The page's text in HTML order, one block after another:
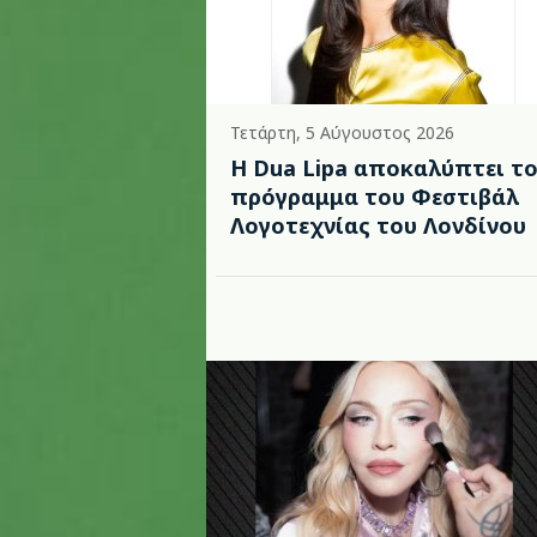
Τετάρτη, 5 Αύγουστος 2026
Η Dua Lipa αποκαλύπτει το
πρόγραμμα του Φεστιβάλ
Λογοτεχνίας του Λονδίνου